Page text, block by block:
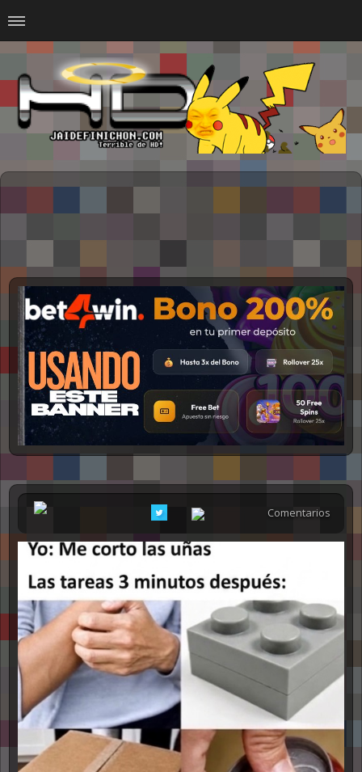
#Animalitosbb
#Chilensis
#CurseadasWTF
#DankMemes
#Otacos
#SacasDeChucha
#Sad
GOTH
Comentarios